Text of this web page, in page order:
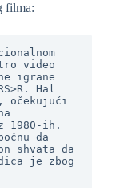
filma:
video
igrane
Hal
1980-ih.
da
shvata da
je zbog